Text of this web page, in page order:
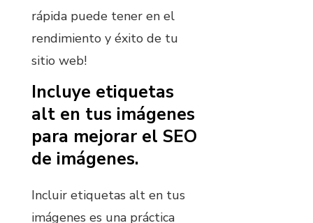
rápida puede tener en el
rendimiento y éxito de tu
sitio web!
Incluye etiquetas
alt en tus imágenes
para mejorar el SEO
de imágenes.
Incluir etiquetas alt en tus
imágenes es una práctica